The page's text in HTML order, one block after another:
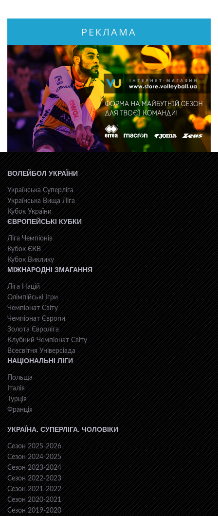
РЕКЛАМА
ВОЛЕЙБОЛ УКРАЇНИ
Українська Суперліга
Українська Вища Ліга
Кубок України
ЄВРОПЕЙСЬКІ КУБКИ
Ліга Чемпіонів
Кубок ЄКВ
Кубок Виклику
МІЖНАРОДНІ ЗМАГАННЯ
Ліга Націй
Олімпійські Ігри
Чемпіонат Світу
Чемпіонат Європи
Золота Євроліга
Клубний Чемпіонат Світу
Всесвiтня Унiверсiaда
НАЦІОНАЛЬНІ ЛІГИ
Польща
Італія
Турція
Франція
УКРАЇНА. СУПЕРЛІГА. ЧОЛОВІКИ
Сезон 2025-2026
Сезон 2024-2025
Сезон 2023-2024
Сезон 2022-2023
Сезон 2021-2022
Сезон 2020-2021
Сезон 2019-2020